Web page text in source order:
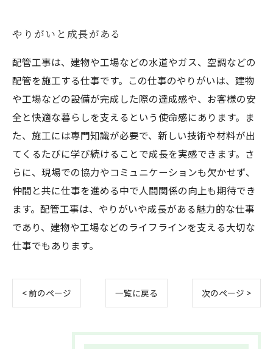
やりがいと成長がある
配管工事は、建物や工場などの水道やガス、空調などの
配管を施工する仕事です。この仕事のやりがいは、建物
や工場などの設備が完成した際の達成感や、お客様の安
全と快適な暮らしを支えるという使命感にあります。ま
た、施工には専門知識が必要で、新しい技術や材料が出
てくるたびに学び続けることで成長を実感できます。さ
らに、現場での協力やコミュニケーションも欠かせず、
仲間と共に仕事を進める中で人間関係の向上も期待でき
ます。配管工事は、やりがいや成長がある魅力的な仕事
であり、建物や工場などのライフラインを支える大切な
仕事でもあります。
< 前のページ 一覧に戻る 次のページ >